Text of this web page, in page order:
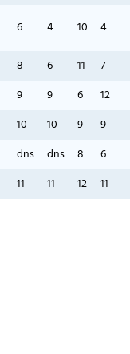
6 4 10 4
8 6 11
7
9 9 6
12
10 10 9
9
dns dns 8
6
11 11 12 11